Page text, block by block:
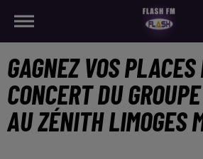
GAGNEZ VOS
CONCERT DU
AU ZÉNITH LIMOGES